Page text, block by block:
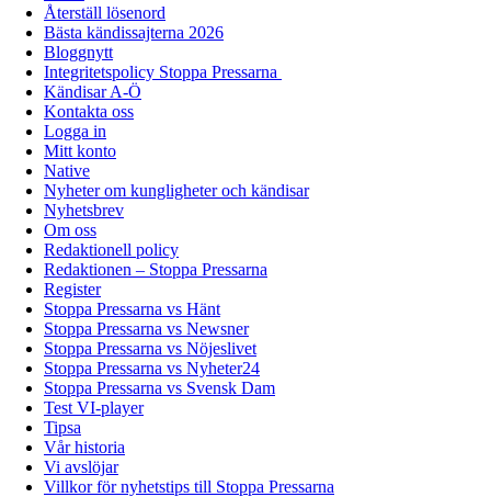
Återställ lösenord
Bästa kändissajterna 2026
Bloggnytt
Integritetspolicy Stoppa Pressarna
Kändisar A-Ö
Kontakta oss
Logga in
Mitt konto
Native
Nyheter om kungligheter och kändisar
Nyhetsbrev
Om oss
Redaktionell policy
Redaktionen – Stoppa Pressarna
Register
Stoppa Pressarna vs Hänt
Stoppa Pressarna vs Newsner
Stoppa Pressarna vs Nöjeslivet
Stoppa Pressarna vs Nyheter24
Stoppa Pressarna vs Svensk Dam
Test VI-player
Tipsa
Vår historia
Vi avslöjar
Villkor för nyhetstips till Stoppa Pressarna